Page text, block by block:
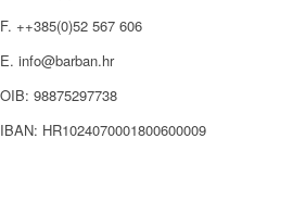
F. ++385(0)52 567 606
E. info@barban.hr
OIB: 98875297738
IBAN: HR1024070001800600009